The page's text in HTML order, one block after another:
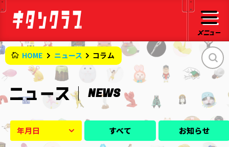
HOME ニュース コラム
NEWS
年月日 すべて お知らせ